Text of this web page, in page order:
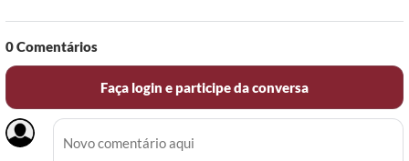
0Comentários
Faça login e participe da conversa